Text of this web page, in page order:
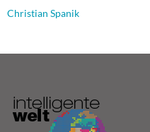
Christian Spanik